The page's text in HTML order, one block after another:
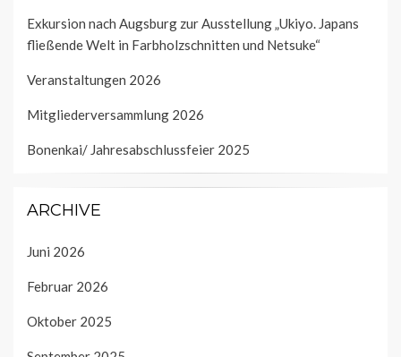
Exkursion nach Augsburg zur Ausstellung „Ukiyo. Japans
fließende Welt in Farbholzschnitten und Netsuke“
Veranstaltungen 2026
Mitgliederversammlung 2026
Bonenkai/ Jahresabschlussfeier 2025
ARCHIVE
Juni 2026
Februar 2026
Oktober 2025